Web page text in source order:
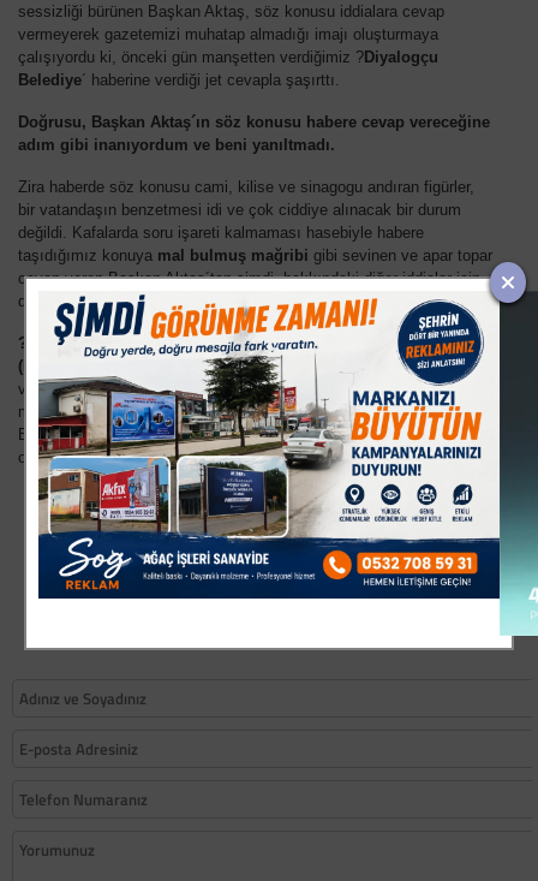
sessizliği bürünen Başkan Aktaş, söz konusu iddialara cevap
vermeyerek gazetemizi muhatap almadığı imajı oluşturmaya
çalışıyordu ki, önceki gün manşetten verdiğimiz ? Diyalogçu
Belediye´ haberine verdiği jet cevapla şaşırttı.
Doğrusu, Başkan Aktaş´ın söz konusu habere cevap vereceğine
adım gibi inanıyordum ve beni yanıltmadı.
Zira haberde söz konusu cami, kilise ve sinagogu andıran figürler,
bir vatandaşın benzetmesi idi ve çok ciddiye alınacak bir durum
değildi. Kafalarda soru işareti kalmaması hasebiyle habere
taşıdığımız konuya mal bulmuş mağribi gibi sevinen ve apar topar
cevap veren Başkan Aktaş´tan şimdi, hakkındaki diğer iddialar için
de açıklama yapmasını bekliyorum.
?Diyalogçu Belediye´haberine basın halkla ilişkiler birimiyle,
(HaberyorumGazetesi ile beni muhatap etmeyin edasıyla)cevap
veren Başkan Aktaş´ın, cevap bekleyen diğer iddialara zabıta
müdürlüğü, itfaiye müdürlüğü, huzurevi müdürlüğü, Umuteli yada
Belediyespor kanalıyla cevap vermesinde herhangi bir sakınca
olmadığını belirtir, saygılar sunarım?